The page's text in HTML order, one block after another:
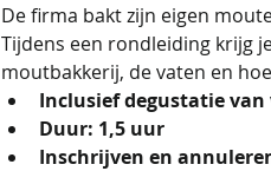
De firma bakt zijn eigen
Tijdens een rondleiding krijg
moutbakkerij, de vaten en
Inclusief degustatie
Duur: 1,5 uur
Inschrijven en